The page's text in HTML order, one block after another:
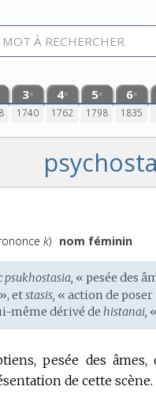
3e
1740
4e
1762
5e
1798
6e
1835
k) nom féminin
psukhostasia, « pesée des
etstasis, « action de
même dérivé dehistanai,
pesée des
de cette scène.